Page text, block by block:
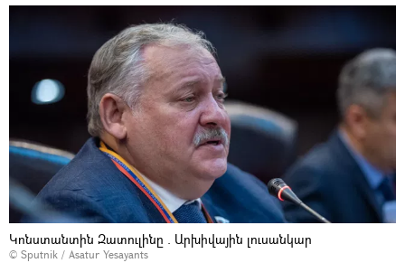
Կոնստանտին Զատուլինը . Արխիվային լուսանկար
© Sputnik / Asatur Yesayants